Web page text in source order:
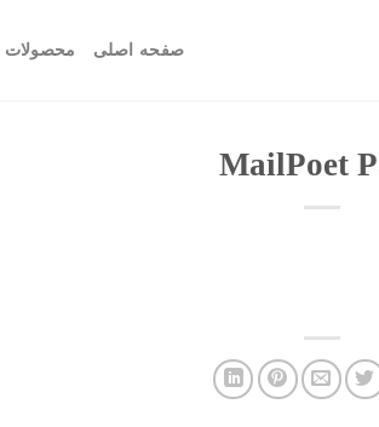
صفحه اصلی محصولات
MailPoet